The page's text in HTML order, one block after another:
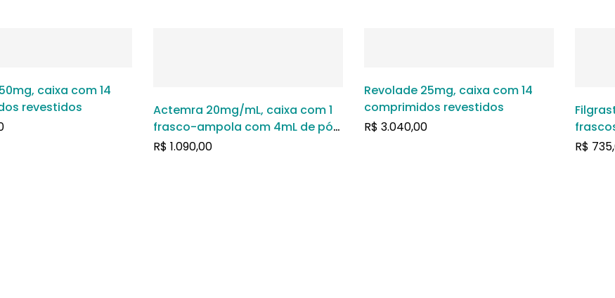
caixa com 14
revestidos
Actemra 20mg/mL, caixa com 1
frasco-ampola com 4mL de pó
para solução de uso intravenoso
R$ 1.090,00
Revolade 25mg, caixa com 14
comprimidos revestidos
R$ 3.040,00
R$